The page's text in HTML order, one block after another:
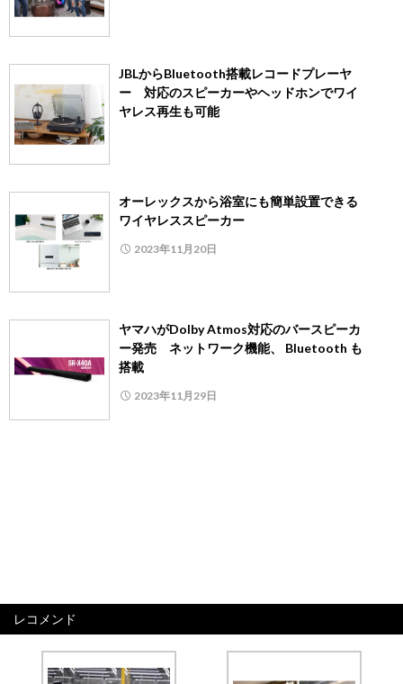
JBLからBluetooth搭載レコードプレーヤ
ー 対応のスピーカーやヘッドホンでワイ
ヤレス再生も可能
オーレックスから浴室にも簡単設置できる
ワイヤレススピーカー
2023年11月20日
ヤマハがDolby Atmos対応のバースピーカ
ー発売 ネットワーク機能、 Bluetooth も
搭載
2023年11月29日
レコメンド